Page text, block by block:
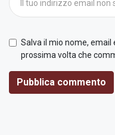
Salva il mio nome, email
prossima volta che
Pubblica commento